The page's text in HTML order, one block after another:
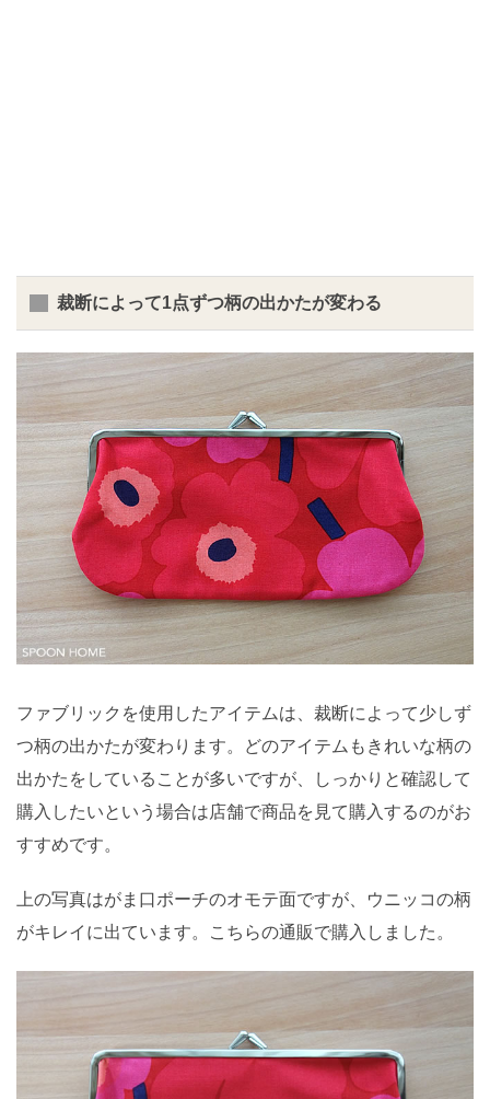
裁断によって1点ずつ柄の出かたが変わる
ファブリックを使用したアイテムは、裁断によって少しず
つ柄の出かたが変わります。どのアイテムもきれいな柄の
出かたをしていることが多いですが、しっかりと確認して
購入したいという場合は店舗で商品を見て購入するのがお
すすめです。
上の写真はがま口ポーチのオモテ面ですが、ウニッコの柄
がキレイに出ています。こちらの通販で購入しました。